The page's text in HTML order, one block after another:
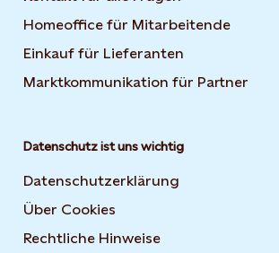
Homeoffice für Mitarbeitende
Einkauf für Lieferanten
Marktkommunikation für Partner
Datenschutz ist uns wichtig
Datenschutzerklärung
Über Cookies
Rechtliche Hinweise